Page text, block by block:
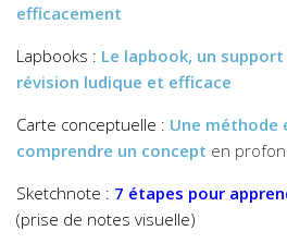
efficacement
Lapbooks : Le lapbook, un
révision ludique et efficace
Carte conceptuelle : Une méthode
comprendre un concept en
Sketchnote : 7 étapes pour
(prise de notes visuelle)